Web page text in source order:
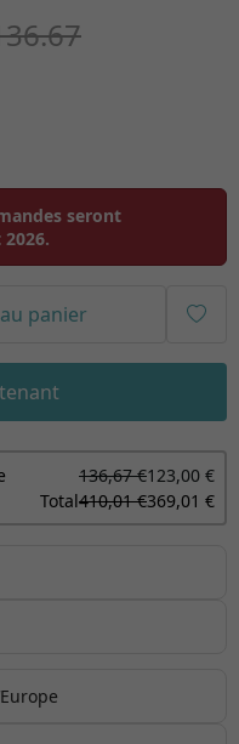
seront
.
panier
136,67 €123,00 €
Total410,01 €369,01 €